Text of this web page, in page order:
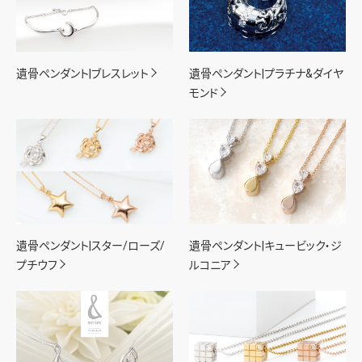
遺骨ペンダント|ブレスレット
遺骨ペンダント|プラチナ&ダイヤ
モンド
遺骨ペンダント|スター/ローズ/
プチウフ
遺骨ペンダント|キュービック・ジ
ルコニア